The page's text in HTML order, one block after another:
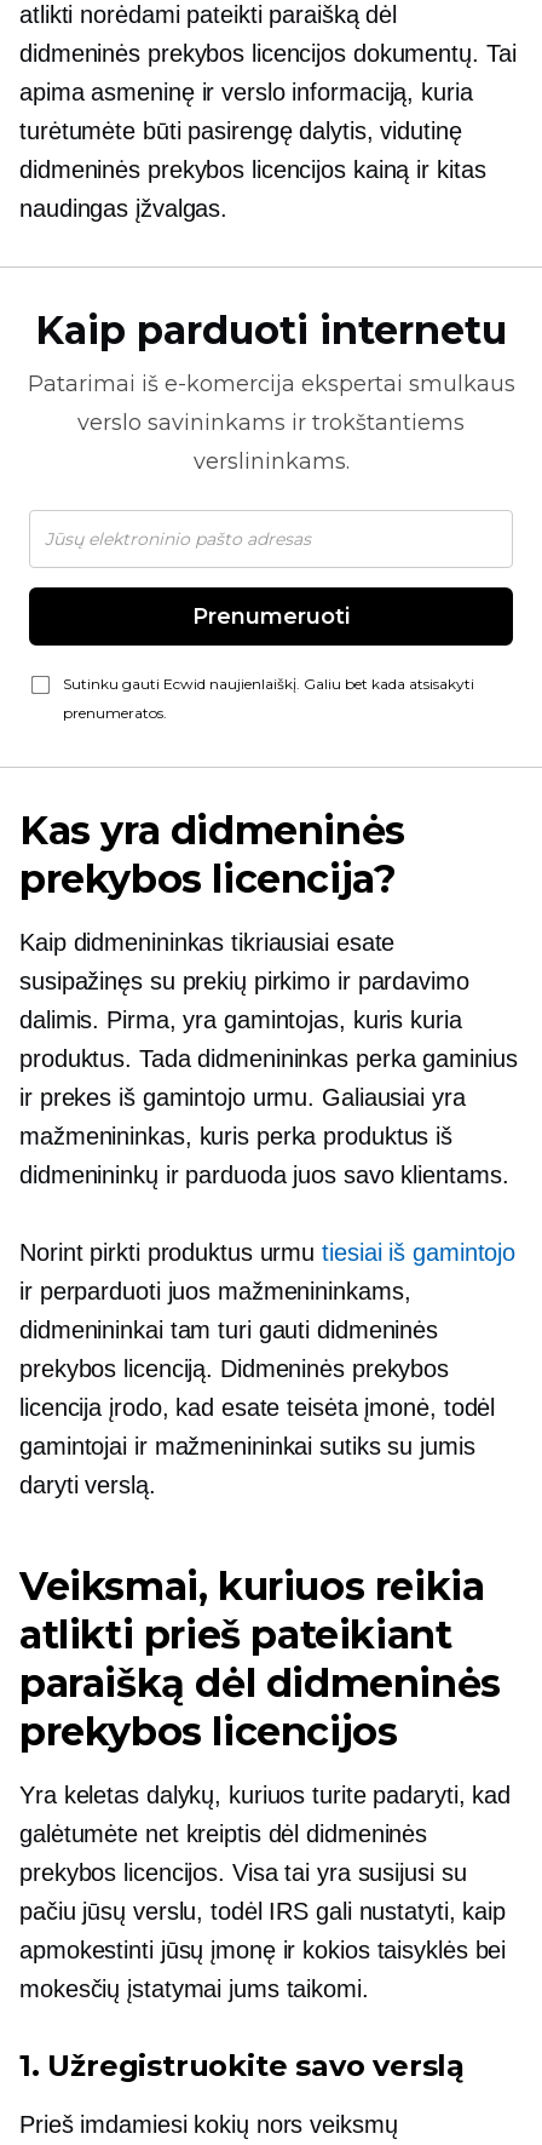
atlikti norėdami pateikti paraišką dėl
didmeninės prekybos licencijos dokumentų. Tai
apima asmeninę ir verslo informaciją, kuria
turėtumėte būti pasirengę dalytis, vidutinę
didmeninės prekybos licencijos kainą ir kitas
naudingas įžvalgas.
Kaip parduoti internetu
Patarimai iš e-komercija ekspertai smulkaus
verslo savininkams ir trokštantiems
verslininkams.
Prenumeruoti
Sutinku gauti Ecwid naujienlaiškį. Galiu bet kada atsisakyti
prenumeratos.
Kas yra didmeninės
prekybos licencija?
Kaip didmenininkas tikriausiai esate
susipažinęs su prekių pirkimo ir pardavimo
dalimis. Pirma, yra gamintojas, kuris kuria
produktus. Tada didmenininkas perka gaminius
ir prekes iš gamintojo urmu. Galiausiai yra
mažmenininkas, kuris perka produktus iš
didmenininkų ir parduoda juos savo klientams.
Norint pirkti produktus urmutiesiai iš gamintojo
ir perparduoti juos mažmenininkams,
didmenininkai tam turi gauti didmeninės
prekybos licenciją. Didmeninės prekybos
licencija įrodo, kad esate teisėta įmonė, todėl
gamintojai ir mažmenininkai sutiks su jumis
daryti verslą.
Veiksmai, kuriuos reikia
atlikti prieš pateikiant
paraišką dėl didmeninės
prekybos licencijos
Yra keletas dalykų, kuriuos turite padaryti, kad
galėtumėte net kreiptis dėl didmeninės
prekybos licencijos. Visa tai yra susijusi su
pačiu jūsų verslu, todėl IRS gali nustatyti, kaip
apmokestinti jūsų įmonę ir kokios taisyklės bei
mokesčių įstatymai jums taikomi.
1. Užregistruokite savo verslą
Prieš imdamiesi kokių nors veiksmų